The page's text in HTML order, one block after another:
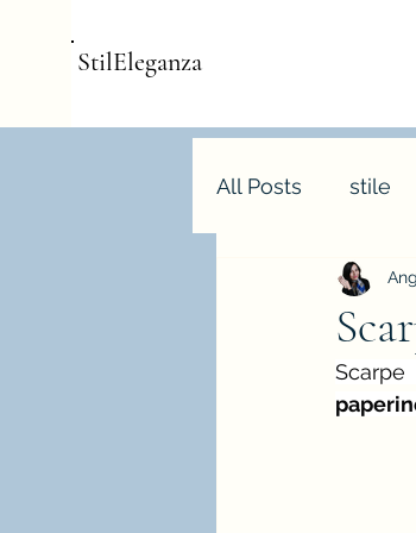
StilEleganza
All Posts stile
consulenza
armocromia